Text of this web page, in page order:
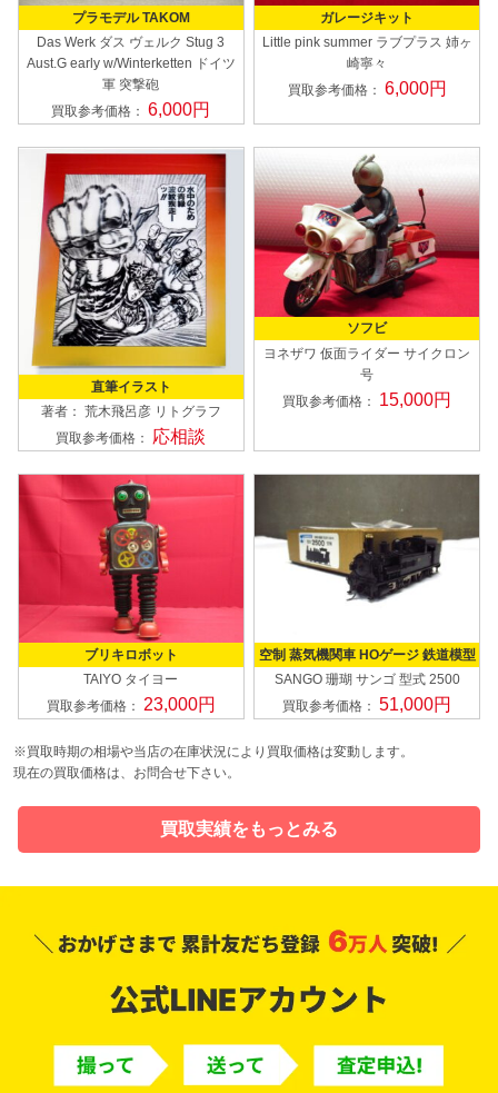
プラモデル TAKOM
Das Werk ダス ヴェルク Stug 3
Aust.G early w/Winterketten ドイツ
軍 突撃砲
買取参考価格：6,000円
ガレージキット
Little pink summerラブプラス 姉ヶ
崎寧々
買取参考価格： 6,000円
直筆イラスト
著者： 荒木飛呂彦リトグラフ
買取参考価格： 応相談
ソフビ
ヨネザワ 仮面ライダー サイクロン
号
買取参考価格： 15,000円
ブリキロボット
TAIYO タイヨー
買取参考価格： 23,000円
空制 蒸気機関車 HOゲージ 鉄道模型
SANGO 珊瑚 サンゴ型式 2500
買取参考価格：51,000円
※買取時期の相場や当店の在庫状況により買取価格は変動します。
現在の買取価格は、お問合せ下さい。
買取実績をもっとみる